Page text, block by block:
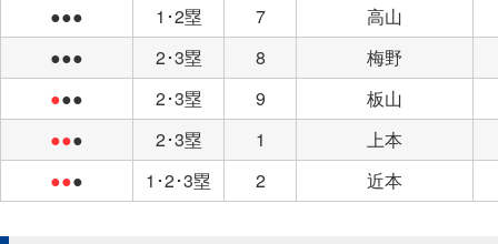
●●●
1･2塁 7
高山
●●●
2･3塁 8
梅野
●●● 2･3塁 9
板山
●●● 2･3塁 1
上本
●●● 1･2･3塁 2 近本